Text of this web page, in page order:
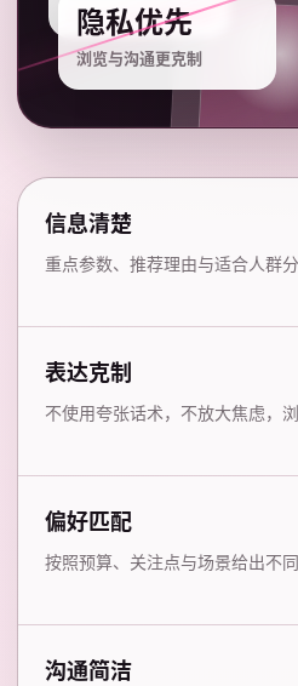
隐私优先
浏览与沟通更克制
信息清楚
重点参数、推荐理由与适合人群
表达克制
不使用夸张话术，不放大焦虑，
偏好匹配
按照预算、关注点与场景给出不
沟通简洁